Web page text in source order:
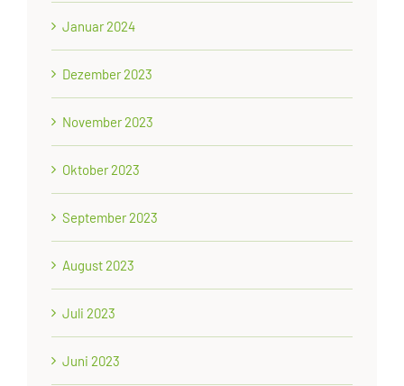
Januar 2024
Dezember 2023
November 2023
Oktober 2023
September 2023
August 2023
Juli 2023
Juni 2023